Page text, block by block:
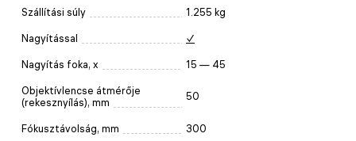
Szállítási súly 1.255 kg
Nagyítással ✓
Nagyítás foka, x 15 — 45
Objektívlencse átmérője
(rekesznyílás), mm
50
Fókusztávolság, mm 300